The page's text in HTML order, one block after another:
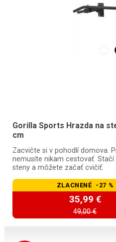
Gorilla Sports Hrazda na
cm
Zacvičte si v pohodlí domova.
nemusíte nikam cestovať.
steny a môžete začať cvičiť.
ZLACNENÉ -27 %
35,99 €
49,00 €